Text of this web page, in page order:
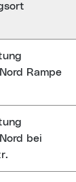
Rampe
bei